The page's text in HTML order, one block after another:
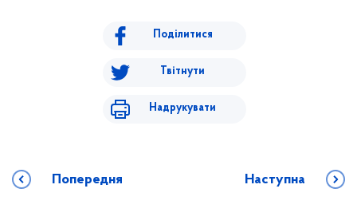
Поділитися
Твітнути
Надрукувати
Попередня Наступна